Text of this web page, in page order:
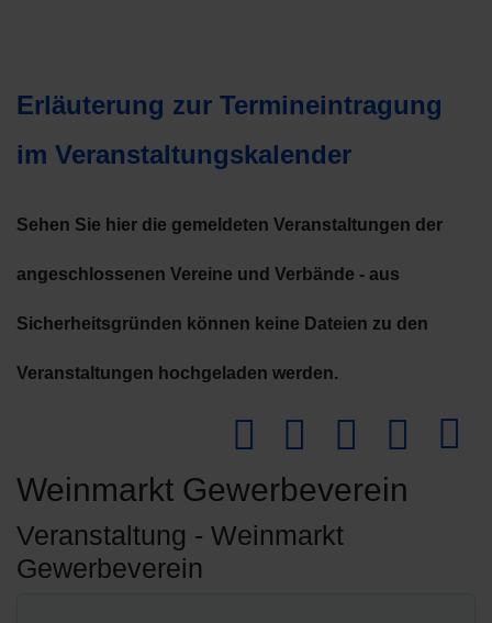
Erläuterung zur Termineintragung
im Veranstaltungskalender
Sehen Sie hier die gemeldeten Veranstaltungen der
angeschlossenen Vereine und Verbände - aus
Sicherheitsgründen können keine Dateien zu den
Veranstaltungen hochgeladen werden.
Weinmarkt Gewerbeverein
Veranstaltung - Weinmarkt
Gewerbeverein